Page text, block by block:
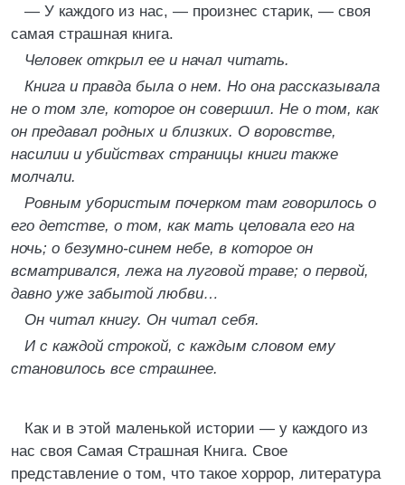
— У каждого из нас, — произнес старик, — своя
самая страшная книга.
Человек открыл ее и начал читать.
Книга и правда была о нем. Но она рассказывала
не о том зле, которое он совершил. Не о том, как
он предавал родных и близких. О воровстве,
насилии и убийствах страницы книги также
молчали.
Ровным убористым почерком там говорилось о
его детстве, о том, как мать целовала его на
ночь; о безумно-синем небе, в которое он
всматривался, лежа на луговой траве; о первой,
давно уже забытой любви…
Он читал книгу. Он читал себя.
И с каждой строкой, с каждым словом ему
становилось все страшнее.
Как и в этой маленькой истории — у каждого из
нас своя Самая Страшная Книга. Свое
представление о том, что такое хоррор, литература